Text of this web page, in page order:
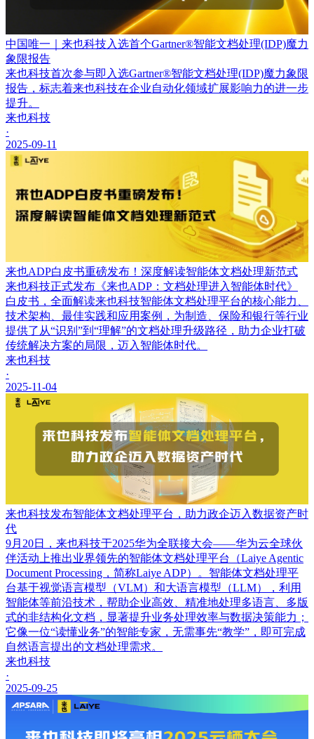
中国唯一｜来也科技入选首个Gartner®智能文档处理(IDP)魔力
象限报告
来也科技首次参与即入选Gartner®智能文档处理(IDP)魔力象限
报告，标志着来也科技在企业自动化领域扩展影响力的进一步
提升。
来也科技
·
2025-09-11
来也ADP白皮书重磅发布！深度解读智能体文档处理新范式
来也科技正式发布《来也ADP：文档处理进入智能体时代》
白皮书，全面解读来也科技智能体文档处理平台的核心能力、
技术架构、最佳实践和应用案例，为制造、保险和银行等行业
提供了从“识别”到“理解”的文档处理升级路径，助力企业打破
传统解决方案的局限，迈入智能体时代。
来也科技
·
2025-11-04
来也科技发布智能体文档处理平台，助力政企迈入数据资产时
代
9月20日，来也科技于2025华为全联接大会——华为云全球伙
伴活动上推出业界领先的智能体文档处理平台（Laiye Agentic
Document Processing，简称Laiye ADP）。智能体文档处理平
台基于视觉语言模型（VLM）和大语言模型（LLM），利用
智能体等前沿技术，帮助企业高效、精准地处理多语言、多版
式的非结构化文档，显著提升业务处理效率与数据决策能力；
它像一位“读懂业务”的智能专家，无需事先“教学”，即可完成
自然语言提出的文档处理需求。
来也科技
·
2025-09-25